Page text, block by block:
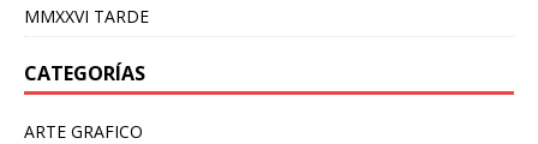
MMXXVI TARDE
CATEGORÍAS
ARTE GRAFICO